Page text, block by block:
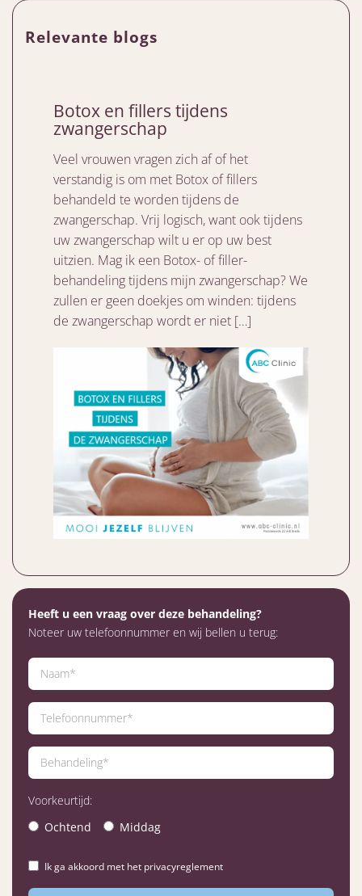
Relevante blogs
Botox en fillers tijdens
zwangerschap
Veel vrouwen vragen zich af of het
verstandig is om met Botox of fillers
behandeld te worden tijdens de
zwangerschap. Vrij logisch, want ook tijdens
uw zwangerschap wilt u er op uw best
uitzien. Mag ik een Botox- of filler-
behandeling tijdens mijn zwangerschap? We
zullen er geen doekjes om winden: tijdens
de zwangerschap wordt er niet […]
Heeft u een vraag over deze behandeling?
Noteer uw telefoonnummer en wij bellen u terug:
Voorkeurtijd:
Ochtend
Middag
Ik ga akkoord met het privacyreglement